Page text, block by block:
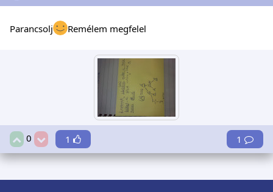
Parancsolj Remélem megfelel
0 1 1